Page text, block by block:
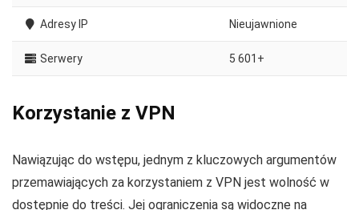
Adresy IP Nieujawnione
Serwery 5 601+
Korzystanie z VPN
Nawiązując do wstępu, jednym z kluczowych argumentów
przemawiających za korzystaniem z VPN jest wolność w
dostępnie do treści. Jej ograniczenia są widoczne na